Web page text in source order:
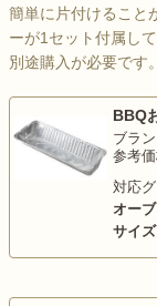
簡単に片付けること
ーが1セット付属し
別途購入が必要です。
BBQ
ブラ
参考
対応
オー
サイズ